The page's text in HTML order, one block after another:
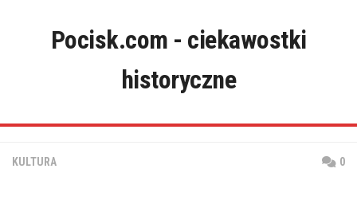
Pocisk.com - ciekawostki
historyczne
KULTURA 0